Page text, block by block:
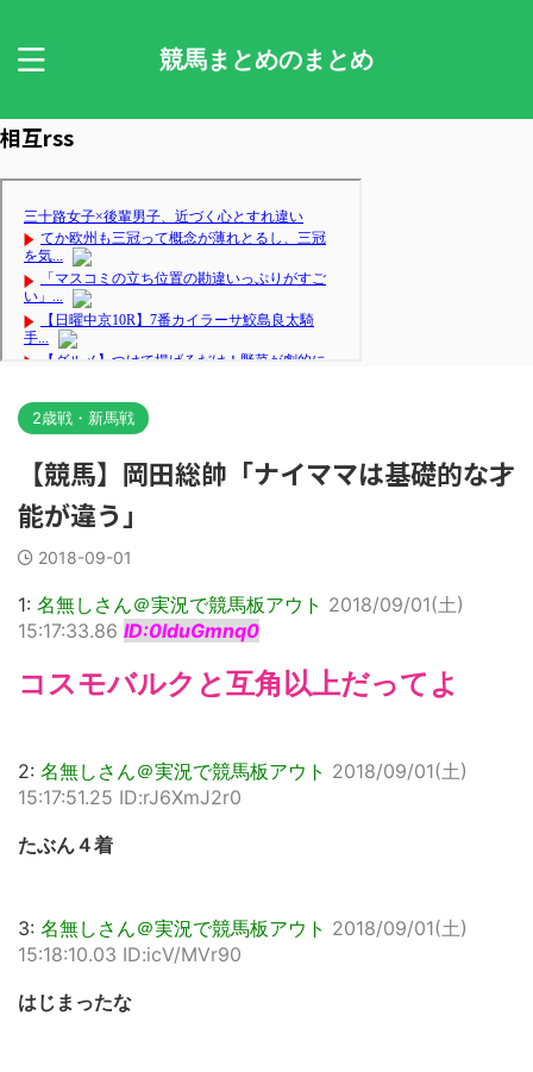
競馬まとめのまとめ
相互rss
2歳戦・新馬戦
【競馬】岡田総帥「ナイママは基礎的な才
能が違う」
2018-09-01
1: 名無しさん＠実況で競馬板アウト 2018/09/01(土)
15:17:33.86 ID:0lduGmnq0
コスモバルクと互角以上だってよ
2: 名無しさん＠実況で競馬板アウト 2018/09/01(土)
15:17:51.25 ID:rJ6XmJ2r0
たぶん４着
3: 名無しさん＠実況で競馬板アウト 2018/09/01(土)
15:18:10.03 ID:icV/MVr90
はじまったな